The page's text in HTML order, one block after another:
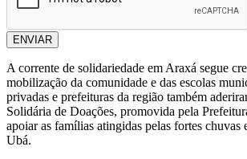
ENVIAR
A corrente de solidariedade em Araxá segue
mobilização da comunidade e das escolas
privadas e prefeituras da região também
Solidária de Doações, promovida pela
apoiar as famílias atingidas pelas fortes chuvas
Ubá.